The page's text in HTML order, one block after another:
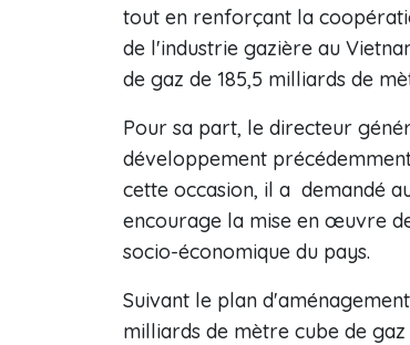
tout en renforçant la
de l'industrie gazière au
de gaz de 185,5 milliards de
Pour sa part, le directeur
développement
cette occasion, il a demandé
encourage la mise en œuvre
socio-économique du pays.
Suivant le plan
milliards de mètre cube de